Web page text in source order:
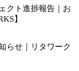
クト進捗報告｜お
】